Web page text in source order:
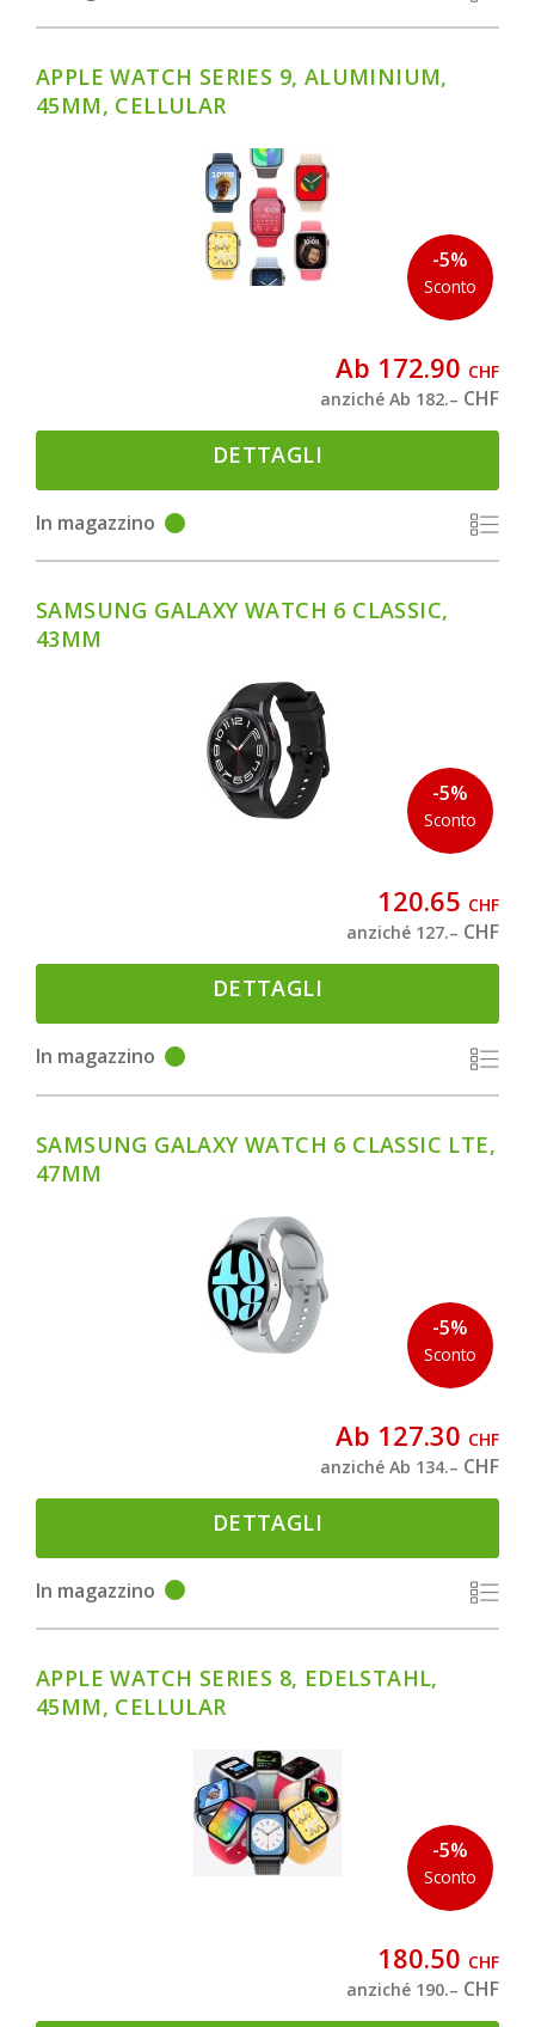
-5%
Sconto
APPLE WATCH SERIES 9, ALUMINIUM,
45MM, CELLULAR
Ab 172.90 CHF
anziché Ab 182.– CHF
DETTAGLI
In magazzino
-5%
Sconto
SAMSUNG GALAXY WATCH 6 CLASSIC,
43MM
120.65 CHF
anziché 127.– CHF
DETTAGLI
In magazzino
-5%
Sconto
SAMSUNG GALAXY WATCH 6 CLASSIC LTE,
47MM
Ab 127.30 CHF
anziché Ab 134.– CHF
DETTAGLI
In magazzino
-5%
Sconto
APPLE WATCH SERIES 8, EDELSTAHL,
45MM, CELLULAR
180.50 CHF
anziché 190.– CHF